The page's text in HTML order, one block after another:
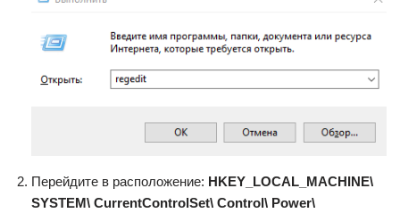
Перейдите в расположение: HKEY_LOCAL_MACHINE\
SYSTEM\ CurrentControlSet\ Control\ Power\